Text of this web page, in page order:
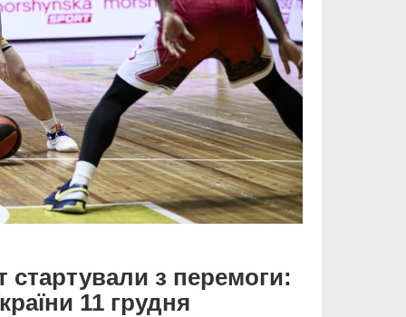
стартували з перемоги:
11 грудня